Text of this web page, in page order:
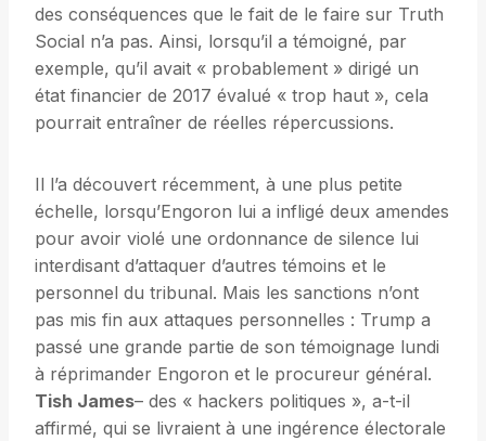
des conséquences que le fait de le faire sur Truth
Social n’a pas. Ainsi, lorsqu’il a témoigné, par
exemple, qu’il avait « probablement » dirigé un
état financier de 2017 évalué « trop haut », cela
pourrait entraîner de réelles répercussions.
Il l’a découvert récemment, à une plus petite
échelle, lorsqu’Engoron lui a infligé deux amendes
pour avoir violé une ordonnance de silence lui
interdisant d’attaquer d’autres témoins et le
personnel du tribunal. Mais les sanctions n’ont
pas mis fin aux attaques personnelles : Trump a
passé une grande partie de son témoignage lundi
à réprimander Engoron et le procureur général.
Tish James– des « hackers politiques », a-t-il
affirmé, qui se livraient à une ingérence électorale